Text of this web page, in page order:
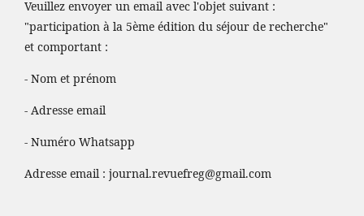
Veuillez envoyer un email avec l'objet suivant :
"participation à la 5ème édition du séjour de recherche"
et comportant :
- Nom et prénom
- Adresse email
- Numéro Whatsapp
Adresse email : journal.revuefreg@gmail.com